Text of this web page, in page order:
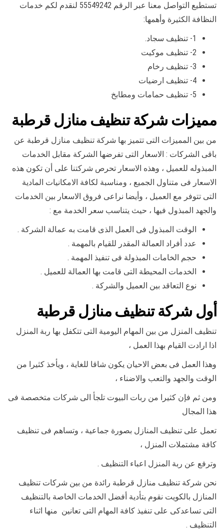
تستطيع التواصل معنا عبر الرقم 55549242 لنقدم لكم خدمات
النظافة الكثيرة وأهمها:
1- تنظيف سجاد.
2- تنظيف موكيت
3- تنظيف رخام
4- تنظيف ارضيات
5- تنظيف حمامات ومطابخ
مميزات شركة تنظيف منازل قرطبة
من بين المميزات التى تتميز بها شركة تنظيف منازل قرطبة عن
باقى الشركات : الاسعار التى تفرضها الشركة مقابل الخدمات
المبذوله للعميل ، وهذه الاسعار تحرص شركتنا على أن تكون هذه
الاسعار فى متناول الجميع ، ومناسبة لكافة الامكانيات المادية
التى تتوفر مع العميل ، وأيضا نراعى فروق الاسعار بين الخدمات
والجهد المبذول فيها ، حيث يتناسب سعر الخدمة مع :
الوقت المبذول فى العمل الذى قامت به عمالة الشركة .
عدد أفراد العمالة المقدر للقيام بالمهمة .
حجم الخامات المبذولة فى تنفيذ المهمة .
الخدمات المحيطة التى قامت بها العمالة للعميل .
نوع التعاقد بين العميل والشركة .
أول شركة تنظيف منازل قرطبة
تنظيف المنزل من بين المهام اليومية التى تتكفل بها ربة المنزل
اذا ارادت القيام بهذا العمل ،
وهذا العمل فى بعض الاحيان يكون شاقا للغاية ، ويأخذ كثيرا من
الوقت والجهد والتعب والاضناء ،
ومن ثم فإن كثيرا من ربات البيوت تلجأ الى شركات متخصصة فى
هذا المجال
تعمل على تنظيف المنازل بصورة جماعية ، وتساهم فى تنظيف
كافة مشتملات المنزل ،
وترفع عن ربة المنزل اعباء التنظيف .
نحن شركة تنظيف منازل قرطبة رائدة من بين شركات تنظيف
المنازل بالكويت نقوم بتأدية أفضل الخدمات الخاصة بالتنظيف
التى تساعدكى على تنفيذ كافة المهام التى تعانين منها اثناء
التنظيف .